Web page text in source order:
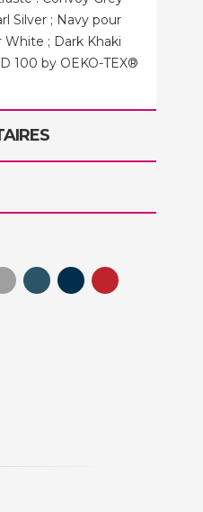
Silver ; Navy pour
; Dark Khaki
100 by OEKO-TEX®